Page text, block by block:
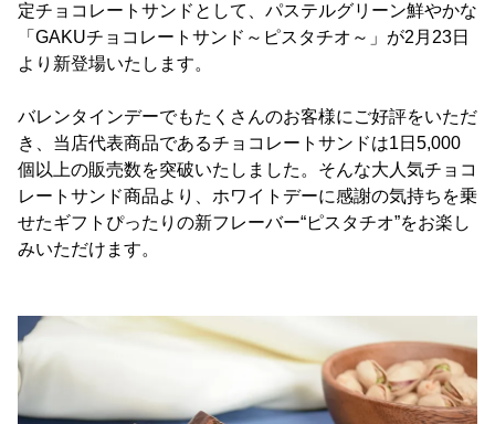
定チョコレートサンドとして、パステルグリーン鮮やかな
「GAKUチョコレートサンド～ピスタチオ～」が2月23日
より新登場いたします。
バレンタインデーでもたくさんのお客様にご好評をいただ
き、当店代表商品であるチョコレートサンドは1日5,000
個以上の販売数を突破いたしました。そんな大人気チョコ
レートサンド商品より、ホワイトデーに感謝の気持ちを乗
せたギフトぴったりの新フレーバー“ピスタチオ”をお楽し
みいただけます。